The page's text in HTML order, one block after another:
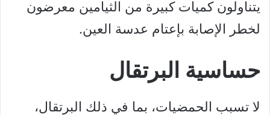
يتناولون كميات كبيرة من الثيامين معرضون
لخطر الإصابة بإعتام عدسة العين.
حساسية البرتقال
لا تسبب الحمضيات، بما في ذلك البرتقال،